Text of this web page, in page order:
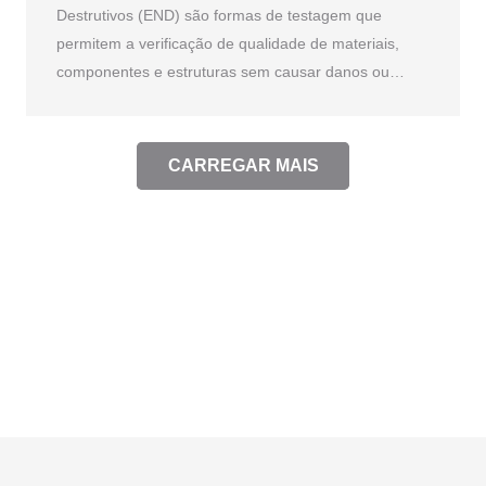
Destrutivos (END) são formas de testagem que
permitem a verificação de qualidade de materiais,
componentes e estruturas sem causar danos ou…
CARREGAR MAIS